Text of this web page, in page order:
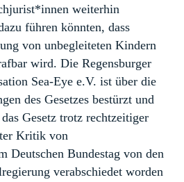
weiterhin
führen könnten, dass
von unbegleiteten Kindern
wird. Die Regensburger
Sea-Eye e.V. ist über die
des Gesetzes bestürzt und
Gesetz trotz rechtzeitiger
Kritik von
Deutschen Bundestag von den
verabschiedet worden